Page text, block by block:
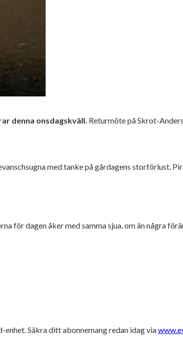
denna onsdagskväll. Returmöte på Skrot-
med tanke på gårdagens storförlust.
för dagen åker med samma sjua, om än
enhet. Säkra ditt abonnemang redan idag via